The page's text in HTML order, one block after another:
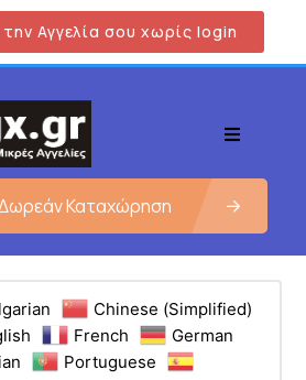
Αγγελία σου χωρίς login
Καταχώρηση
Chinese (Simplified)
French
German
Portuguese